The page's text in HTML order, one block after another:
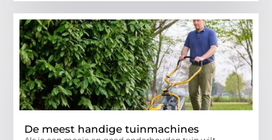
De meest handige tuinmachines